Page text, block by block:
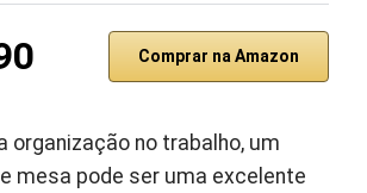
Comprar na Amazon
organização no trabalho, um
mesa pode ser uma excelente